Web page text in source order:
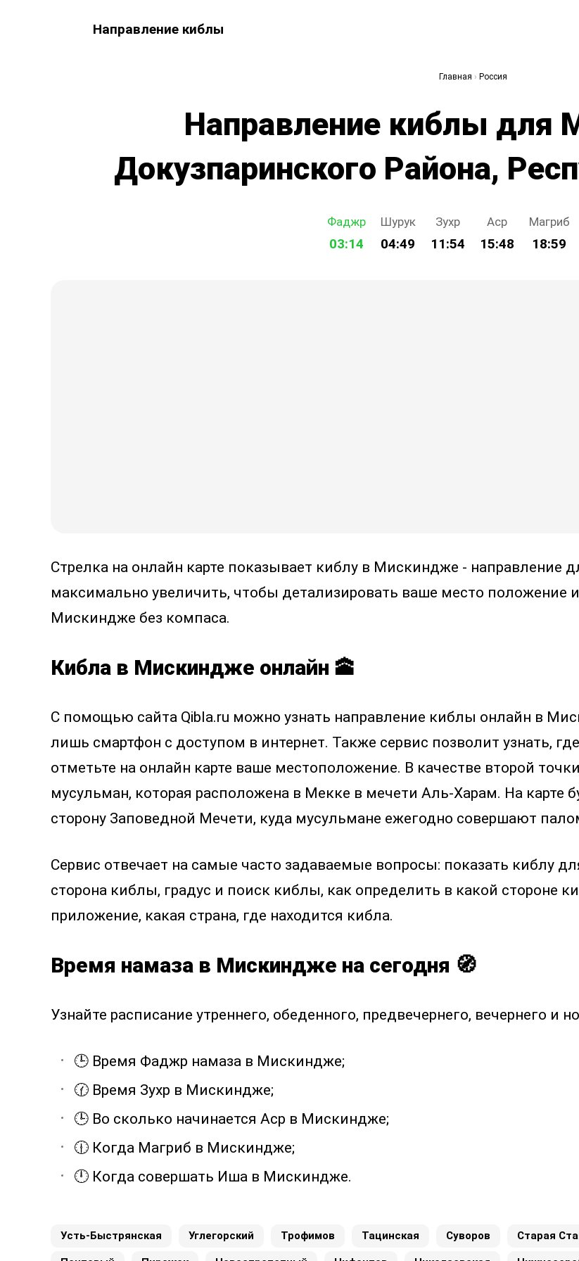
Направление киблы
Главная › Россия
Направление киблы
Докузпаринского Района,
Фаджр
03:14
Шурук
04:49
Зухр
11:54
Аср
15:48
Магриб
18:59
Стрелка на онлайн карте показывает киблу в Мискиндже - направление
максимально увеличить, чтобы детализировать ваше место положение
Мискиндже без компаса.
Кибла в Мискиндже онлайн 🕋
С помощью сайта Qibla.ru можно узнать направление киблы онлайн в
лишь смартфон с доступом в интернет. Также сервис позволит узнать,
отметьте на онлайн карте ваше местоположение. В качестве второй
мусульман, которая расположена в Мекке в мечети Аль-Харам. На карте
сторону Заповедной Мечети, куда мусульмане ежегодно совершают
Сервис отвечает на самые часто задаваемые вопросы: показать киблу
сторона киблы, градус и поиск киблы, как определить в какой стороне
приложение, какая страна, где находится кибла.
Время намаза в Мискиндже на сегодня 🧭
Узнайте расписание утреннего, обеденного, предвечернего, вечернего и
🕒 Время Фаджр намаза в Мискиндже;
🕜 Время Зухр в Мискиндже;
🕒 Во сколько начинается Аср в Мискиндже;
🕧 Когда Магриб в Мискиндже;
🕛 Когда совершать Иша в Мискиндже.
Усть-Быстрянская Углегорский Трофимов Тацинская Суворов Старая